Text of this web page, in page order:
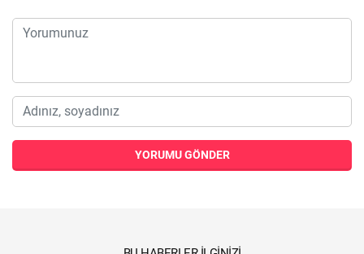
YORUMU GÖNDER